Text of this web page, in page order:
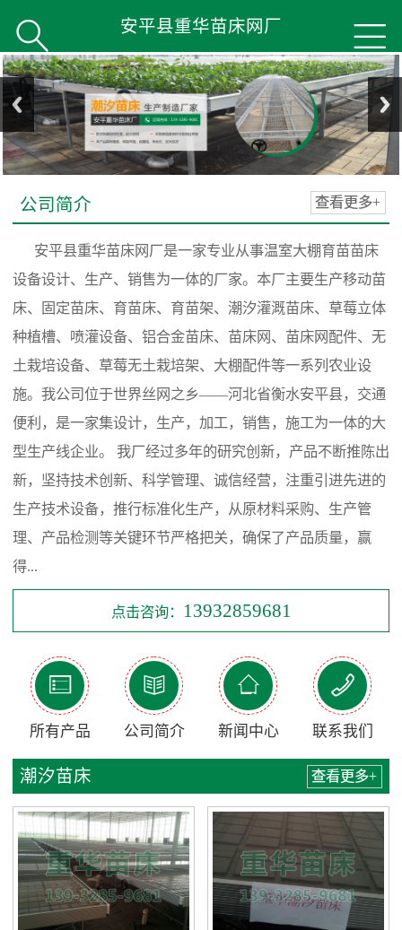

 安平县重华苗床网厂
公司简介 查看更多+
安平县重华苗床网厂是一家专业从事温室大棚育苗苗床
设备设计、生产、销售为一体的厂家。本厂主要生产移动苗
床、固定苗床、育苗床、育苗架、潮汐灌溉苗床、草莓立体
种植槽、喷灌设备、铝合金苗床、苗床网、苗床网配件、无
土栽培设备、草莓无土栽培架、大棚配件等一系列农业设
施。我公司位于世界丝网之乡——河北省衡水安平县，交通
便利，是一家集设计，生产，加工，销售，施工为一体的大
型生产线企业。 我厂经过多年的研究创新，产品不断推陈出
新，坚持技术创新、科学管理、诚信经营，注重引进先进的
生产技术设备，推行标准化生产，从原材料采购、生产管
理、产品检测等关键环节严格把关，确保了产品质量，赢
得...
点击咨询： 13932859681

所有产品

公司简介

新闻中心

联系我们
潮汐苗床 查看更多+